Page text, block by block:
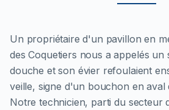
Un propriétaire d'un pavillon en
des Coquetiers nous a appelés un
douche et son évier refoulaient
veille, signe d'un bouchon en aval
Notre technicien, parti du secteur